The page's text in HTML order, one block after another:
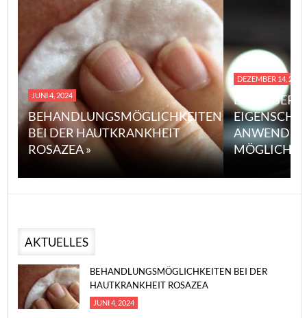
JUNI 4, 2024
BEHANDLUNGSMÖGLICHKEITEN
BEI DER HAUTKRANKHEIT
ROSAZEA »
DEZEMBER 14, 2023
EINE
MÖGLICHE
AKTUELLES
BEHANDLUNGSMÖGLICHKEITEN BEI DER
HAUTKRANKHEIT ROSAZEA
JUNI 4, 2024